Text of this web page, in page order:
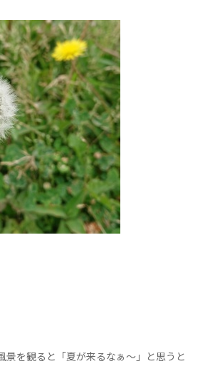
景を観ると「夏が来るなぁ～」と思うと